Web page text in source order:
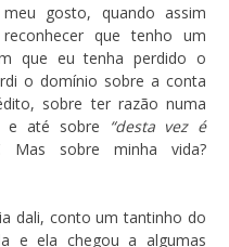
gosto, quando assim
que tenho um
que eu tenha perdido o
o domínio sobre a conta
sobre ter razão numa
e até sobre
“desta vez é
Mas sobre minha vida?
dali, conto um tantinho do
e ela chegou a algumas